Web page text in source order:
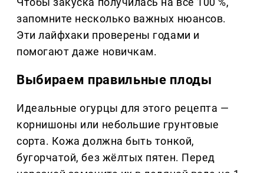
запомните несколько важных нюансов.
Эти лайфхаки проверены годами и
помогают даже новичкам.
Выбираем правильные плоды
Идеальные огурцы для этого рецепта —
корнишоны или небольшие грунтовые
сорта. Кожа должна быть тонкой,
бугорчатой, без жёлтых пятен. Перед